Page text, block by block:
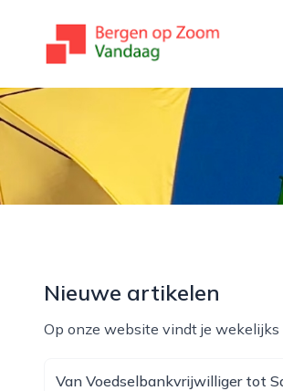
bergenopzoomvandaag.nl
Nieuwe artikelen
Op onze website vindt je
Van Voedselbankvrijwilliger tot